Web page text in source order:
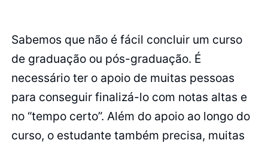
Sabemos que não é fácil concluir um curso
de graduação ou pós-graduação. É
necessário ter o apoio de muitas pessoas
para conseguir finalizá-lo com notas altas e
no “tempo certo”. Além do apoio ao longo do
curso, o estudante também precisa, muitas